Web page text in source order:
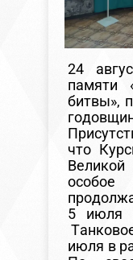
24
памяти
битвы»,
что
Великой
5 июля
июля в